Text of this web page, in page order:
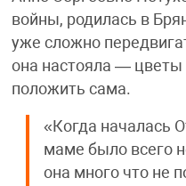
войны, родилась в
уже сложно
она настояла — цветы
положить сама.
«Когда началась
маме было всего
она много что не